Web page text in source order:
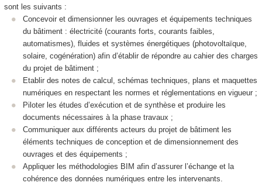
sont les suivants :
Concevoir et dimensionner les ouvrages et équipements techniques
du bâtiment : électricité (courants forts, courants faibles,
automatismes), fluides et systèmes énergétiques (photovoltaïque,
solaire, cogénération) afin d’établir de répondre au cahier des charges
du projet de bâtiment ;
Etablir des notes de calcul, schémas techniques, plans et maquettes
numériques en respectant les normes et réglementations en vigueur ;
Piloter les études d’exécution et de synthèse et produire les
documents nécessaires à la phase travaux ;
Communiquer aux différents acteurs du projet de bâtiment les
éléments techniques de conception et de dimensionnement des
ouvrages et des équipements ;
Appliquer les méthodologies BIM afin d’assurer l’échange et la
cohérence des données numériques entre les intervenants.